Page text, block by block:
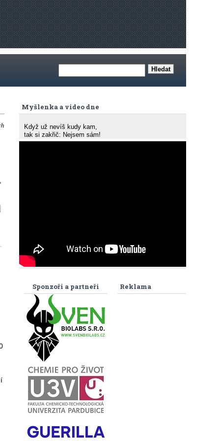
Myšlenka a video dne
Když už nevíš kudy kam,
tak si zakřič: Nejsem sám!
Reklama
Sponzoři a partneři